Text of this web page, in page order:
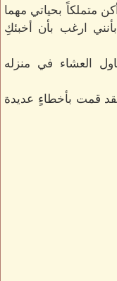
متملكاً بحياتي مهما
ارغب بأن أخبئكِ
العشاء في منزله
قمت بأخطاءٍ عديدة